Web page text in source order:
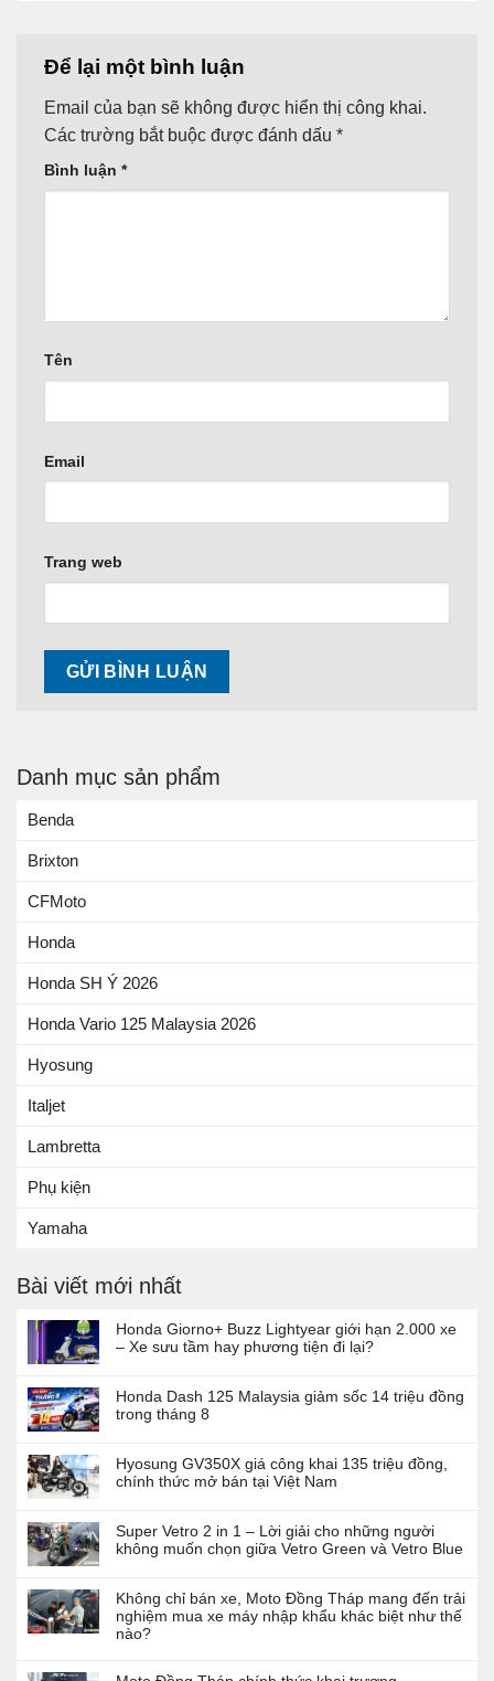
Danh mục sản phẩm
Benda
Brixton
CFMoto
Honda
Honda SH Ý 2026
Honda Vario 125 Malaysia 2026
Hyosung
Italjet
Lambretta
Phụ kiện
Yamaha
Bài viết mới nhất
Honda Giorno+ Buzz Lightyear giới hạn 2.000 xe
– Xe sưu tầm hay phương tiện đi lại?
Honda Dash 125 Malaysia giảm sốc 14 triệu đồng
trong tháng 8
Hyosung GV350X giá công khai 135 triệu đồng,
chính thức mở bán tại Việt Nam
Super Vetro 2 in 1 – Lời giải cho những người
không muốn chọn giữa Vetro Green và Vetro Blue
Không chỉ bán xe, Moto Đồng Tháp mang đến trải
nghiệm mua xe máy nhập khẩu khác biệt như thế
nào?
Để lại một bình luận
Email của bạn sẽ không được hiển thị công khai.
Các trường bắt buộc được đánh dấu *
Bình luận *
Tên
Email
Trang web